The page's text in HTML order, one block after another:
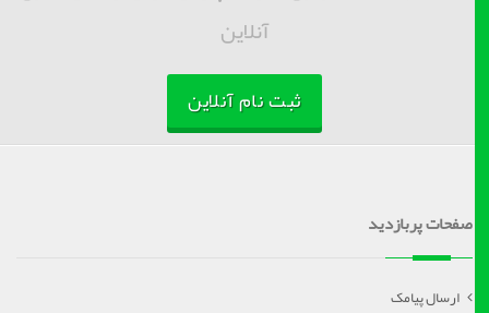
آنلاین
ثبت نام آنلاین
صفحات پربازدید
ارسال پیامک